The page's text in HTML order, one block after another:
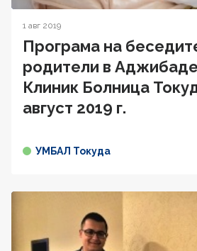
1 авг 2019
Програма на
родители в
Клиник Болница
август 2019 г.
УМБАЛ Токуда